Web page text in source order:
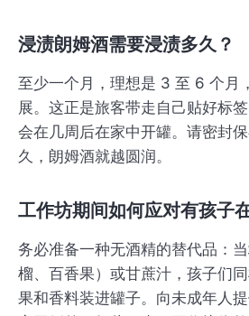
浸渍朗姆酒需要浸渍多久？
至少一个月，理想是 3 至 6 个月
展。这正是旅客带走自己贴好标
会在几周后在家中开罐。请密封
久，朗姆酒就越圆润。
工作坊期间如何应对有孩子
务必准备一种无酒精的替代品：
榴、百香果）或甘蔗汁，孩子们
果和香料装进罐子。向未成年人